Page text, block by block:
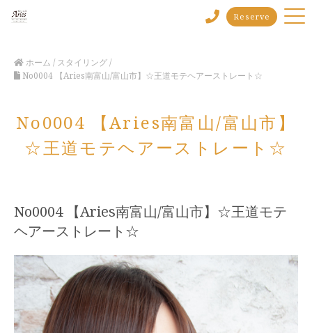
Reserve
ホーム / スタイリング/
No0004 【Aries南富山/富山市】☆王道モテヘアーストレート☆
No0004 【Aries南富山/富山市】
☆王道モテヘアーストレート☆
No0004 【Aries南富山/富山市】☆王道モテ
ヘアーストレート☆